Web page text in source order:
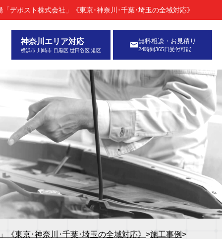
ポスト株式会社」《東京･神奈川･千葉･埼玉の全域対応》
神奈川エリア対応
横浜市 川崎市 目黒区 世田谷区 港区
無料相談・お見積り
24時間365日受付可能
東京･神奈川･千葉･埼玉の全域対応》 >施工事例>